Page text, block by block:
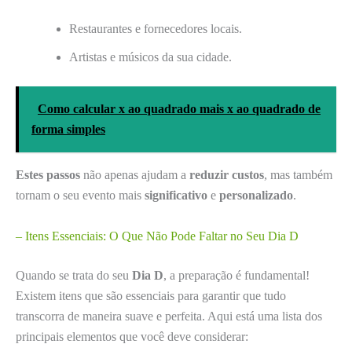
Restaurantes e fornecedores locais.
Artistas e músicos da sua cidade.
Como calcular x ao quadrado mais x ao quadrado de
forma simples
Estes passos não apenas ajudam a reduzir custos, mas também
tornam o seu evento mais significativo e personalizado.
– Itens Essenciais: O Que Não Pode Faltar no Seu Dia D
Quando se trata do seu Dia D, a preparação é fundamental!
Existem itens que são essenciais para garantir que tudo
transcorra de maneira suave e perfeita. Aqui está uma lista dos
principais elementos que você deve considerar: